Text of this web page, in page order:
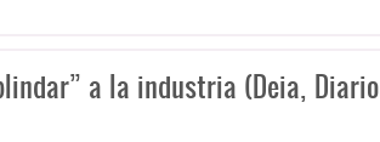
a la industria (Deia, Diario